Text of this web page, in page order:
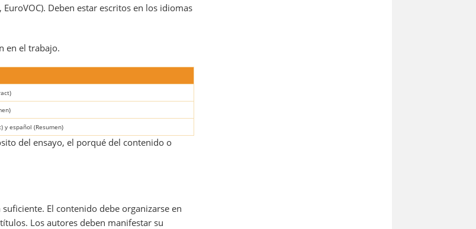
EuroVOC). Deben estar escritos en los idiomas
en el trabajo.
y español (Resumen)
del ensayo, el porqué del contenido o
El contenido debe organizarse en
Los autores deben manifestar su